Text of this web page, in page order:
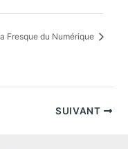
Fresque du Numérique
SUIVANT